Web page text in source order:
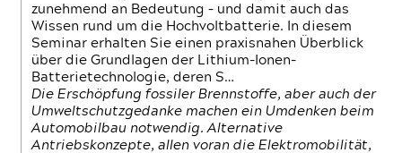
zunehmend an Bedeutung – und damit auch das
Wissen rund um die Hochvoltbatterie. In diesem
Seminar erhalten Sie einen praxisnahen Überblick
über die Grundlagen der Lithium-Ionen-
Batterietechnologie, deren S…
Die Erschöpfung fossiler Brennstoffe, aber auch der
Umweltschutzgedanke machen ein Umdenken beim
Automobilbau notwendig. Alternative
Antriebskonzepte, allen voran die Elektromobilität,